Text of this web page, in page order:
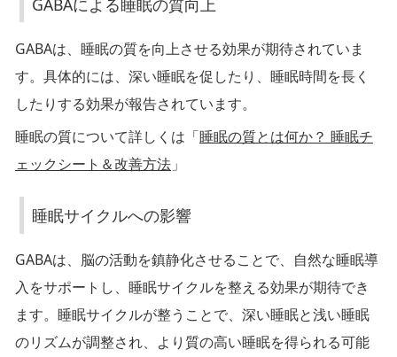
に
る
睡
眠
の
質
上
睡
眠
サ
GABAは、睡眠の質を向上させる効果が期待されていま
す。具体的には、深い睡眠を促したり、睡眠時間を長く
したりする効果が報告されています。
睡眠の質について詳しくは「睡眠の質とは何か？ 睡眠チ
ェックシート＆改善方法 」
睡眠サイクルへの影響
GABAは、脳の活動を鎮静化させることで、自然な睡眠導
入をサポートし、睡眠サイクルを整える効果が期待でき
ます。睡眠サイクルが整うことで、深い睡眠と浅い睡眠
のリズムが調整され、より質の高い睡眠を得られる可能